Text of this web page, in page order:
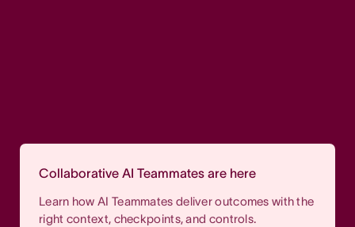
Collaborative AI Teammates are here
Learn how AI Teammates deliver outcomes with the
right context, checkpoints, and controls.